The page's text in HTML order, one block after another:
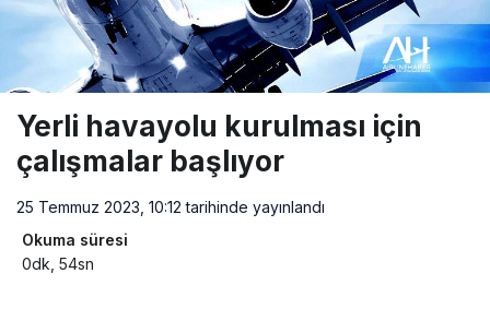
Yerli havayolu kurulması için
çalışmalar başlıyor
25 Temmuz 2023, 10:12 tarihinde yayınlandı
Okuma süresi
0dk, 54sn